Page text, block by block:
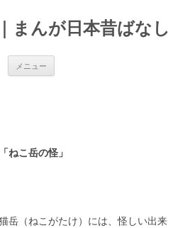
まんが日本昔ばなし
メニュー
ねこ岳の怪」
岳（ねこがたけ）には、怪しい出来